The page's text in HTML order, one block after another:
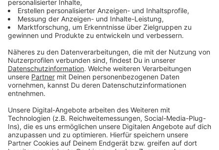
spielt
ihr eine Vereinsfarbe habt
ihr Euch bei uns beworben habt
Anzeige
Wer gewinnt?
Anzeige
Am Ende entscheidet das Losglück darüber, wer sich
über einen neuen Trikotsatz freuen darf. Ab dem